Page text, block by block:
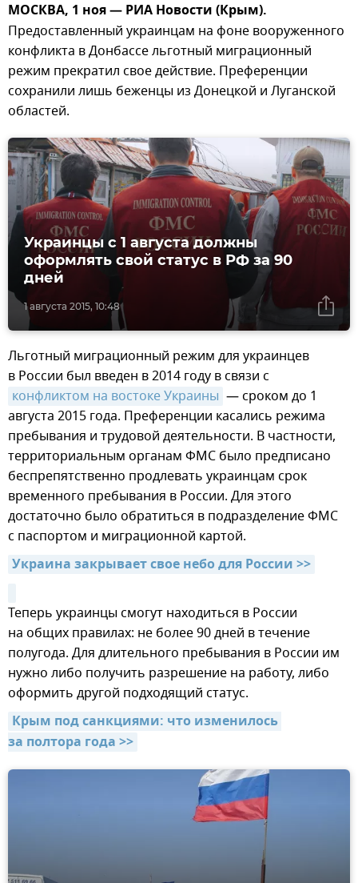
МОСКВА, 1 ноя — РИА Новости (Крым).
Предоставленный украинцам на фоне вооруженного
конфликта в Донбассе льготный миграционный
режим прекратил свое действие. Преференции
сохранили лишь беженцы из Донецкой и Луганской
областей.
1 августа 2015, 10:48
Украинцы с 1 августа должны
оформлять свой статус в РФ за 90
дней
Льготный миграционный режим для украинцев
в России был введен в 2014 году в связи с
конфликтом на востоке Украины — сроком до 1
августа 2015 года. Преференции касались режима
пребывания и трудовой деятельности. В частности,
территориальным органам ФМС было предписано
беспрепятственно продлевать украинцам срок
временного пребывания в России. Для этого
достаточно было обратиться в подразделение ФМС
с паспортом и миграционной картой.
Украина закрывает свое небо для России >>
Теперь украинцы смогут находиться в России
на общих правилах: не более 90 дней в течение
полугода. Для длительного пребывания в России им
нужно либо получить разрешение на работу, либо
оформить другой подходящий статус.
Крым под санкциями: что изменилось
за полтора года >>